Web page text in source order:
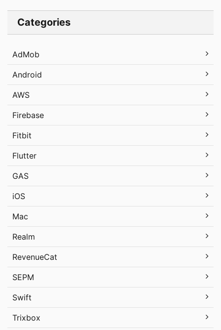
Categories
AdMob
Android
AWS
Firebase
Fitbit
Flutter
GAS
iOS
Mac
Realm
RevenueCat
SEPM
Swift
Trixbox